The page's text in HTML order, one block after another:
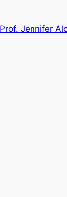
Prof. Jennifer